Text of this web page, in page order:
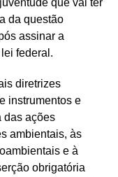
da questão
assinar a
federal.
diretrizes
instrumentos e
das ações
ambientais, às
e à
obrigatória